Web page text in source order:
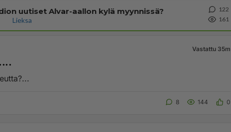
uutiset Alvar-aallon kylä myynnissä?
Lieksa
122
161
Vastattu 35m
8 144 0